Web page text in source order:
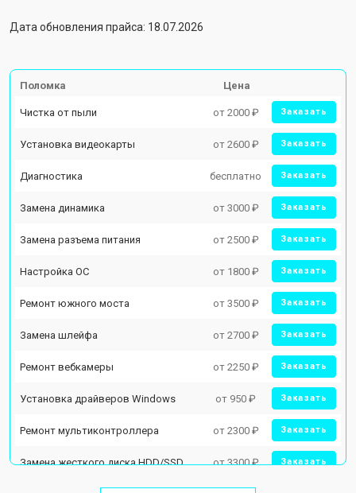
Дата обновления прайса: 18.07.2026
Поломка Цена
Чистка от пыли от 2000 ₽ Заказать
Установка видеокарты от 2600 ₽ Заказать
Диагностика бесплатно Заказать
Замена динамика от 3000 ₽ Заказать
Замена разъема питания от 2500 ₽ Заказать
Настройка ОС от 1800 ₽ Заказать
Ремонт южного моста от 3500 ₽ Заказать
Замена шлейфа от 2700 ₽ Заказать
Ремонт вебкамеры от 2250 ₽ Заказать
Установка драйверов Windows от 950 ₽ Заказать
Ремонт мультиконтроллера от 2300 ₽ Заказать
Замена жесткого диска HDD/SSD от 3300 ₽ Заказать